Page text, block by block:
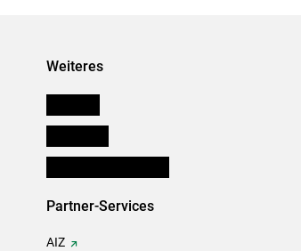
Weiteres
Partner-Services
AIZ